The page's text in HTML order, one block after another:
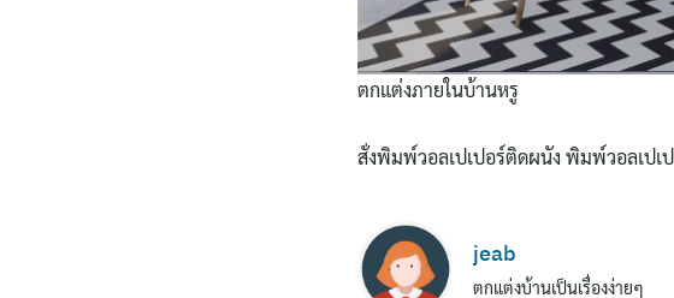
Search
for:
ตกแต่งภายในบ้านหรู
สั่งพิมพ์วอลเปเปอร์ติดผนัง พิมพ์วอลเปเ
jeab
ตกแต่งบ้านเป็นเรื่องง่ายๆ